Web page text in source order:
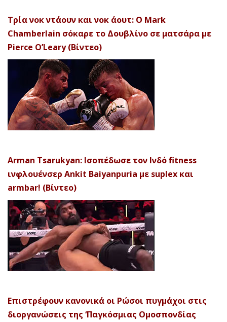
Τρία νοκ ντάουν και νοκ άουτ: Ο Mark
Chamberlain σόκαρε το Δουβλίνο σε ματσάρα με
Pierce O’Leary (Βίντεο)
Arman Tsarukyan: Ισοπέδωσε τον Ινδό fitness
ινφλουένσερ Ankit Baiyanpuria με suplex και
armbar! (Βίντεο)
Επιστρέφουν κανονικά οι Ρώσοι πυγμάχοι στις
διοργανώσεις της ‘Παγκόσμιας Ομοσπονδίας